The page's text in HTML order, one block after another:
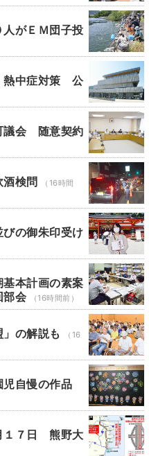
がＥＭ団子投
熱中症対策 公
会 随意契約
検問
（16時間
の御朱印受け
本計画の素案
会
（16時間前）
の解説も
（16
自慢の作品
１７日 熊野大